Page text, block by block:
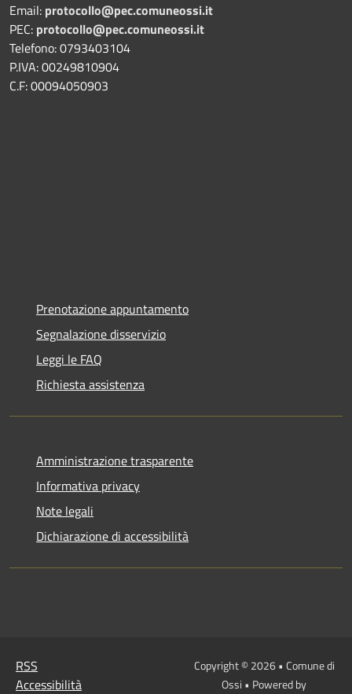
Email: protocollo@pec.comuneossi.it
PEC: protocollo@pec.comuneossi.it
Telefono: 0793403104
P.IVA: 00249810904
C.F: 00094050903
Prenotazione appuntamento
Segnalazione disservizio
Leggi le FAQ
Richiesta assistenza
Amministrazione trasparente
Informativa privacy
Note legali
Dichiarazione di accessibilità
RSS
Accessibilità
Copyright © 2026 • Comune di
Ossi • Powered by